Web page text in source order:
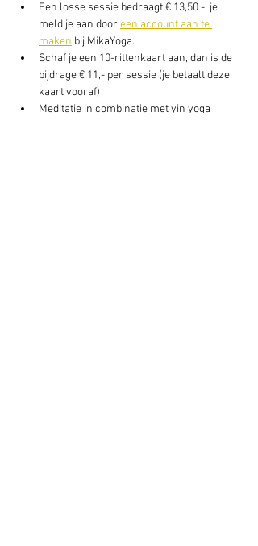
Een losse sessie bedraagt € 13,50 -, je
meld je aan door een account aan te
maken bij MikaYoga.
Schaf je een 10-rittenkaart aan, dan is de
bijdrage € 11,- per sessie (je betaalt deze
kaart vooraf)
Meditatie in combinatie met yin yoga